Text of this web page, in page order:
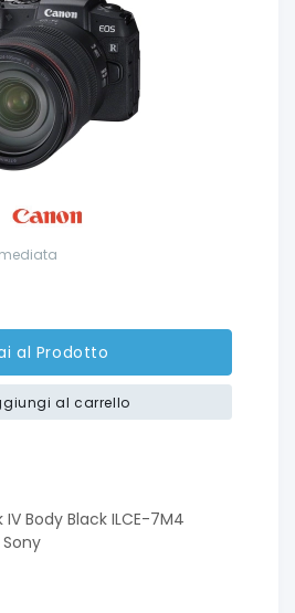
al Prodotto
al carrello
Body Black ILCE-7M4